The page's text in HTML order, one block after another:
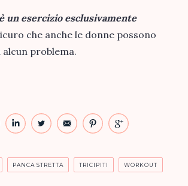
un esercizio esclusivamente
che anche le donne possono
problema.
PANCA STRETTA TRICIPITI WORKOUT